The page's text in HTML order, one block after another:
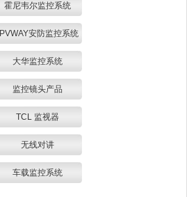
霍尼韦尔监控系统
IPVWAY安防监控系统
大华监控系统
监控镜头产品
TCL 监视器
无线对讲
车载监控系统